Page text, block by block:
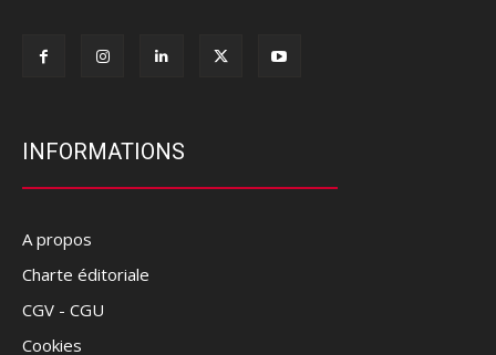
INFORMATIONS
A propos
Charte éditoriale
CGV - CGU
Cookies